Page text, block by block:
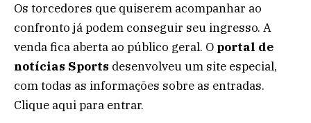
Os torcedores que quiserem acompanhar ao
confronto já podem conseguir seu ingresso. A
venda fica aberta ao público geral. O portal de
notícias Sports desenvolveu um site especial,
com todas as informações sobre as entradas.
Clique aqui para entrar.